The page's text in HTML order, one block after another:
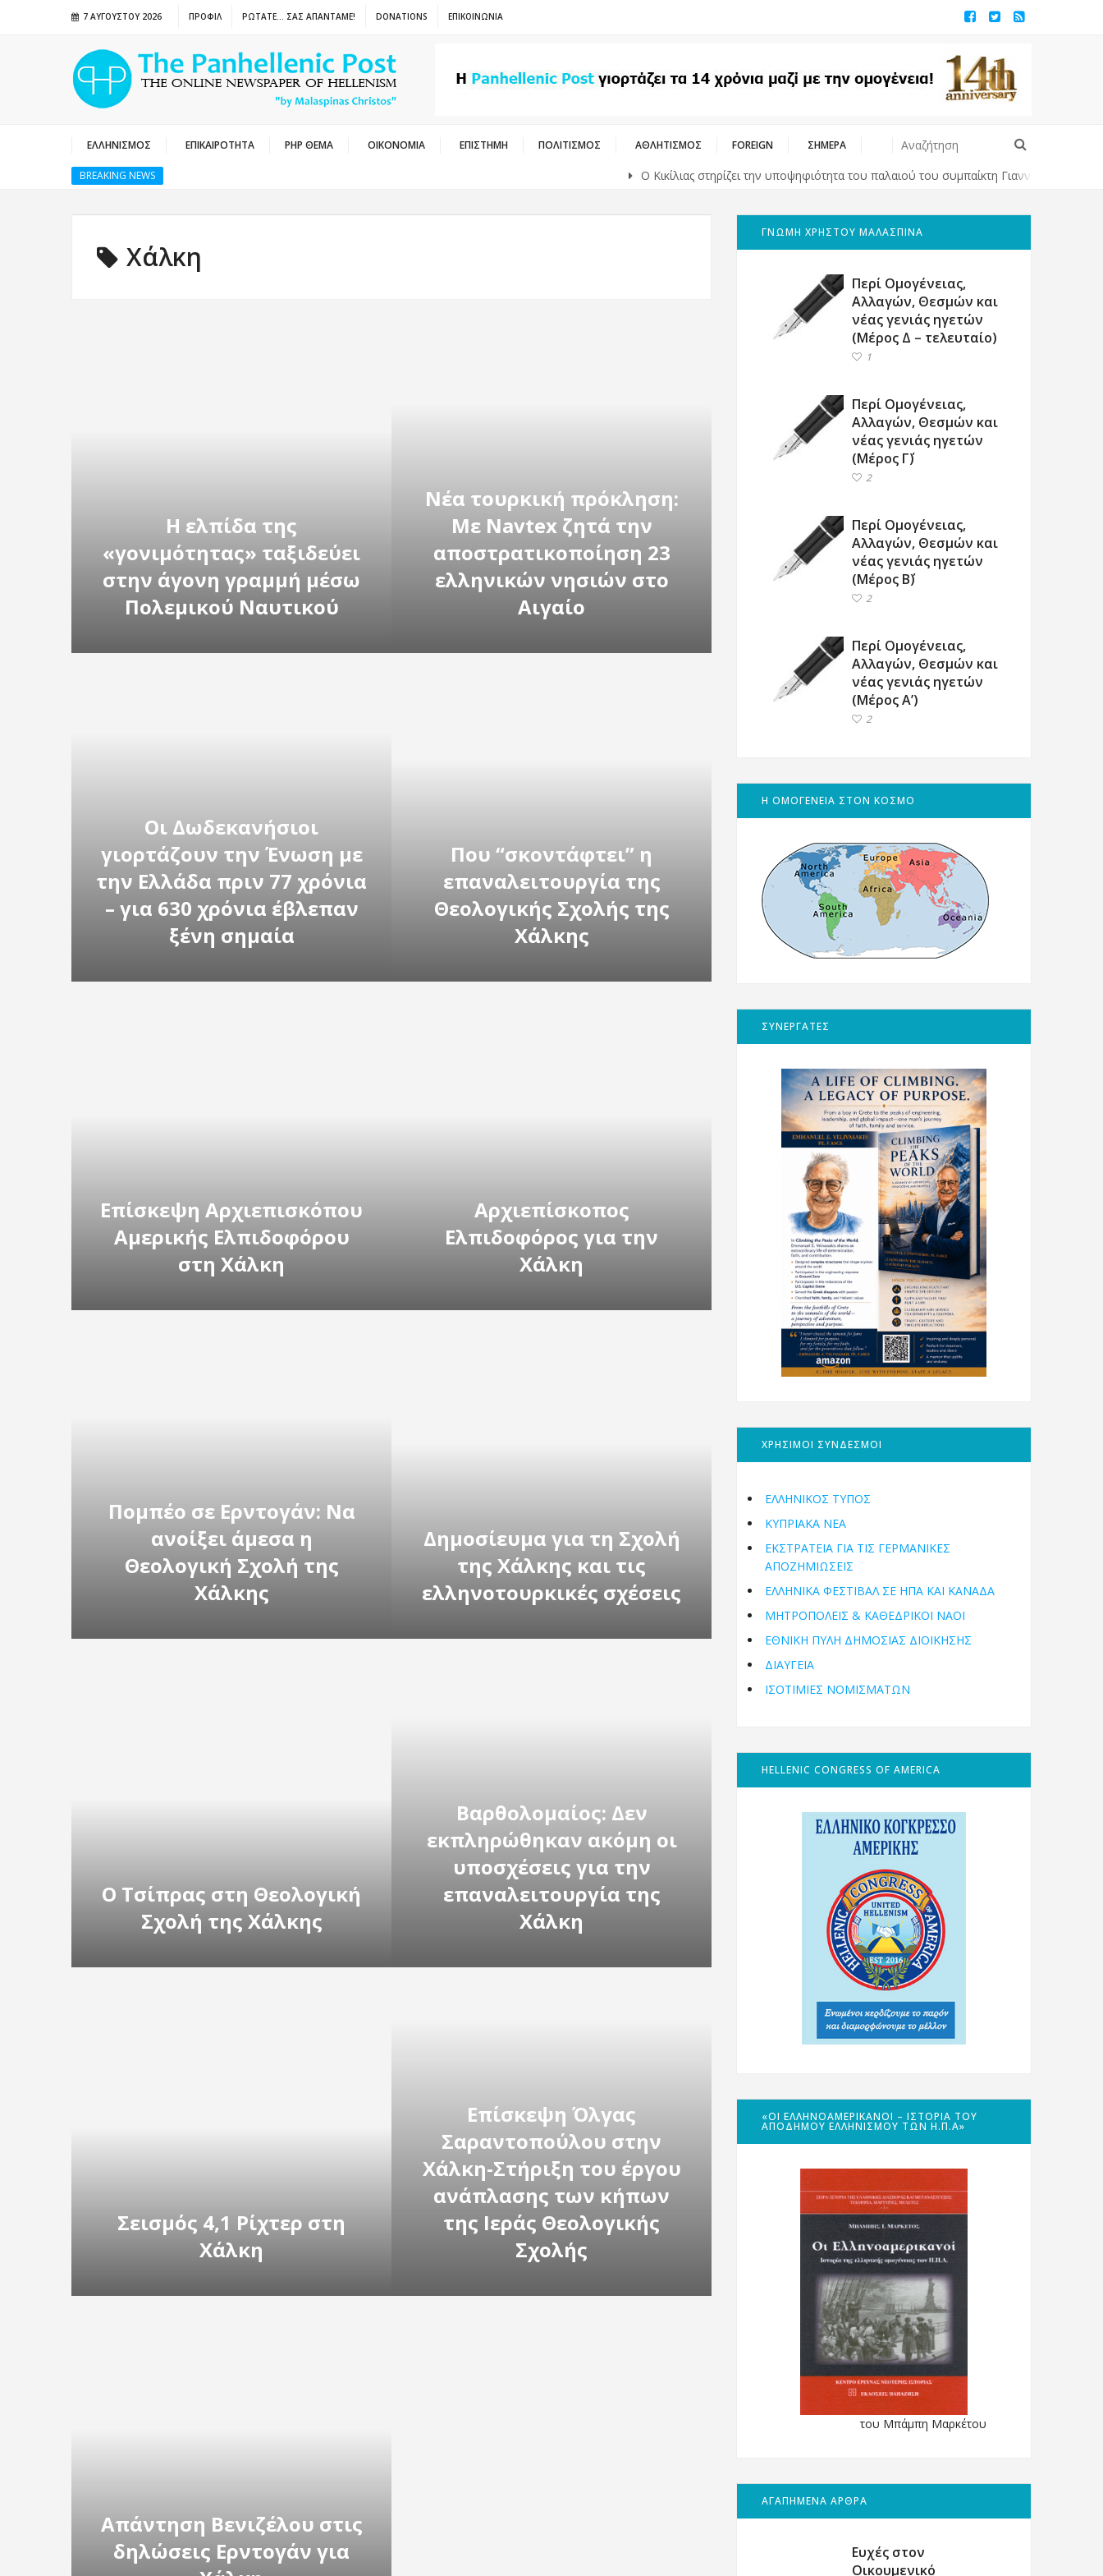
7 ΑΥΓΟΎΣΤΟΥ 2026 ΠΡΟΦΙΛ ΡΩΤΑΤΕ… ΣΑΣ ΑΠΑΝΤΑΜΕ! DONATIONS ΕΠΙΚΟΙΝΩΝΙΑ
ΕΛΛΗΝΙΣΜΟΣ ΕΠΙΚΑΙΡΟΤΗΤΑ PHP ΘΕΜΑ ΟΙΚΟΝΟΜΙΑ ΕΠΙΣΤΗΜΗ ΠΟΛΙΤΙΣΜΟΣ ΑΘΛΗΤΙΣΜΟΣ FOREIGN ΣΗΜΕΡΑ
BREAKING NEWS Ο Κικίλιας στηρίζει την υποψηφιότητα του παλαιού του συμπαίκτη Γιαννούλια για τη
Χάλκη
Η ελπίδα της
«γονιμότητας» ταξιδεύει
στην άγονη γραμμή μέσω
Πολεμικού Ναυτικού
Νέα τουρκική πρόκληση:
Με Navtex ζητά την
αποστρατικοποίηση 23
ελληνικών νησιών στο
Αιγαίο
Οι Δωδεκανήσιοι
γιορτάζουν την Ένωση με
την Ελλάδα πριν 77 χρόνια
– για 630 χρόνια έβλεπαν
ξένη σημαία
Που “σκοντάφτει” η
επαναλειτουργία της
Θεολογικής Σχολής της
Χάλκης
Επίσκεψη Αρχιεπισκόπου
Αμερικής Ελπιδοφόρου
στη Χάλκη
Αρχιεπίσκοπος
Ελπιδοφόρος για την
Χάλκη
Πομπέο σε Ερντογάν: Να
ανοίξει άμεσα η
Θεολογική Σχολή της
Χάλκης
Δημοσίευμα για τη Σχολή
της Χάλκης και τις
ελληνοτουρκικές σχέσεις
Ο Τσίπρας στη Θεολογική
Σχολή της Χάλκης
Βαρθολομαίος: Δεν
εκπληρώθηκαν ακόμη οι
υποσχέσεις για την
επαναλειτουργία της
Χάλκη
Σεισμός 4,1 Ρίχτερ στη
Χάλκη
Επίσκεψη Όλγας
Σαραντοπούλου στην
Χάλκη-Στήριξη του έργου
ανάπλασης των κήπων
της Ιεράς Θεολογικής
Σχολής
Απάντηση Βενιζέλου στις
δηλώσεις Ερντογάν για
ΓΝΩΜΗ ΧΡΗΣΤΟΥ ΜΑΛΑΣΠΙΝΑ
Περί Ομογένειας,
Αλλαγών, Θεσμών και
νέας γενιάς ηγετών
(Μέρος Δ – τελευταίο)
1
Περί Ομογένειας,
Αλλαγών, Θεσμών και
νέας γενιάς ηγετών
(Μέρος Γ΄)
2
Περί Ομογένειας,
Αλλαγών, Θεσμών και
νέας γενιάς ηγετών
(Μέρος Β΄)
2
Περί Ομογένειας,
Αλλαγών, Θεσμών και
νέας γενιάς ηγετών
(Μέρος Α’)
2
Η ΟΜΟΓΕΝΕΙΑ ΣΤΟΝ ΚΟΣΜΟ
ΣΥΝΕΡΓΑΤΕΣ
ΧΡΗΣΙΜΟΙ ΣΥΝΔΕΣΜΟΙ
ΕΛΛΗΝΙΚΟΣ ΤΥΠΟΣ
ΚΥΠΡΙΑΚΑ ΝΕΑ
ΕΚΣΤΡΑΤΕΙΑ ΓΙΑ ΤΙΣ ΓΕΡΜΑΝΙΚΕΣ
ΑΠΟΖΗΜΙΩΣΕΙΣ
ΕΛΛΗΝΙΚΆ ΦΕΣΤΙΒΆΛ ΣΕ ΗΠΑ ΚΑΙ ΚΑΝΑΔΑ
ΜΗΤΡΟΠΌΛΕΙΣ & ΚΑΘΕΔΡΙΚΟΊ ΝΑΟΊ
ΕΘΝΙΚΉ ΠΎΛΗ ΔΗΜΌΣΙΑΣ ΔΙΟΊΚΗΣΗΣ
ΔΙΑΥΓΕΙΑ
ΙΣΟΤΙΜΙΕΣ ΝΟΜΙΣΜΑΤΩΝ
HELLENIC CONGRESS OF AMERICA
«ΟΙ ΕΛΛΗΝΟΑΜΕΡΙΚΑΝΟΊ – ΙΣΤΟΡΊΑ ΤΟΥ
ΑΠΌΔΗΜΟΥ ΕΛΛΗΝΙΣΜΟΎ ΤΩΝ Η.Π.Α»
του Μπάμπη Μαρκέτου
ΑΓΑΠΗΜΕΝΑ ΑΡΘΡΑ
Ευχές στον
Οικουμενικό